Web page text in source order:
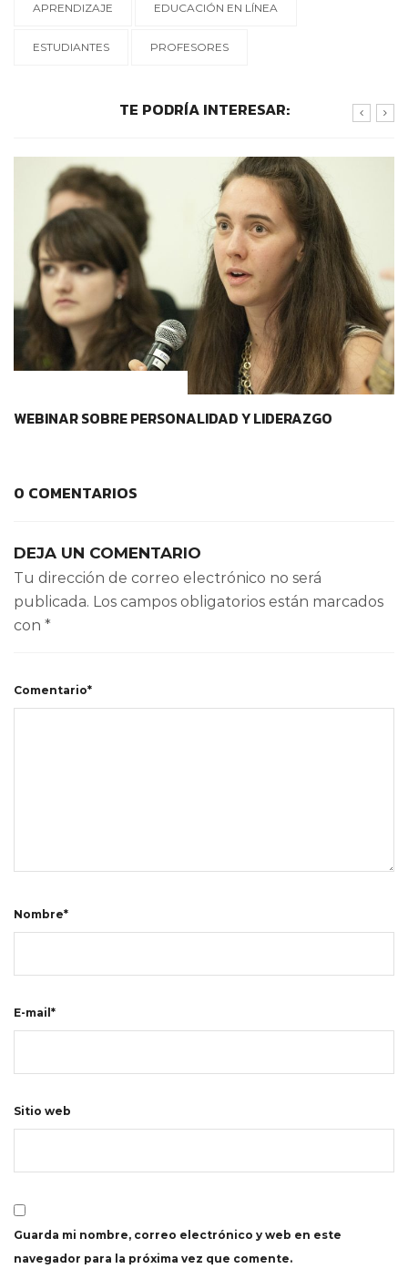
APRENDIZAJE EDUCACIÓN EN LÍNEA
ESTUDIANTES PROFESORES
TE PODRÍA INTERESAR:
WEBINAR SOBRE PERSONALIDAD Y LIDERAZGO
0 COMENTARIOS
DEJA UN COMENTARIO
Tu dirección de correo electrónico no será
publicada. Los campos obligatorios están marcados
con *
Comentario*
Nombre*
E-mail*
Sitio web
Guarda mi nombre, correo electrónico y web en este
navegador para la próxima vez que comente.